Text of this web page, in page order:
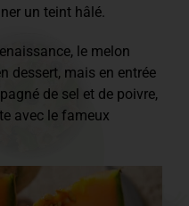
un teint hâlé.
le melon
dessert, mais en entrée
de sel et de poivre,
avec le fameux